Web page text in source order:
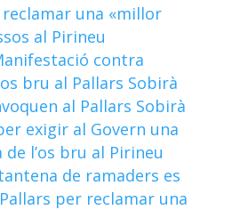
una «millor
al Pirineu
contra
bru al Pallars Sobirà
al Pallars Sobirà
exigir al Govern una
l’os bru al Pirineu
de ramaders es
per reclamar una